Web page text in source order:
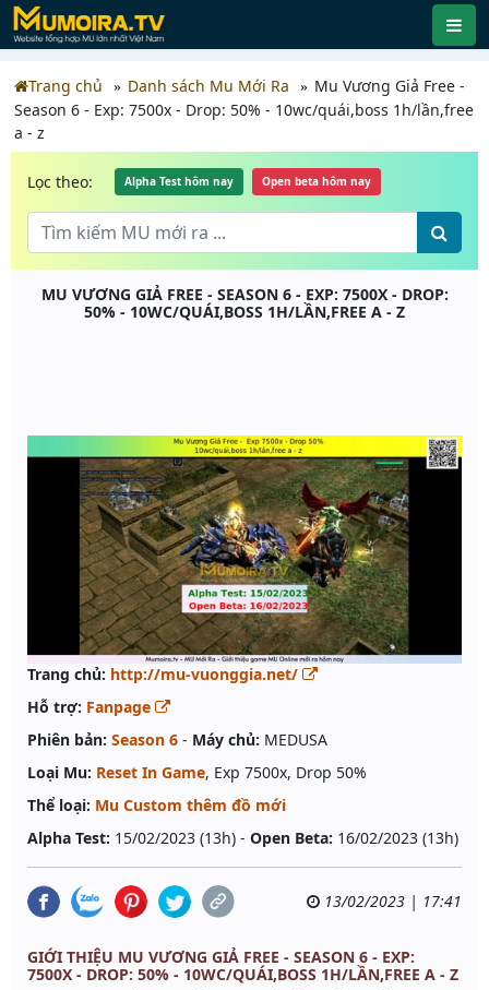
Trang chủ Danh sách Mu Mới Ra
Mu Vương Giả Free -
Season 6 - Exp: 7500x - Drop: 50% - 10wc/quái,boss 1h/lần,free
a - z
Lọc theo: Alpha Test hôm nay Open beta hôm nay
MU VƯƠNG GIẢ FREE - SEASON 6 - EXP: 7500X - DROP:
50% - 10WC/QUÁI,BOSS 1H/LẦN,FREE A - Z
Trang chủ: http://mu-vuonggia.net/
Hỗ trợ: Fanpage
Phiên bản: Season 6 - Máy chủ: MEDUSA
Loại Mu: Reset In Game, Exp 7500x, Drop 50%
Thể loại: Mu Custom thêm đồ mới
Alpha Test: 15/02/2023 (13h) - Open Beta: 16/02/2023 (13h)
13/02/2023 | 17:41
GIỚI THIỆU MU VƯƠNG GIẢ FREE - SEASON 6 - EXP:
7500X - DROP: 50% - 10WC/QUÁI,BOSS 1H/LẦN,FREE A - Z